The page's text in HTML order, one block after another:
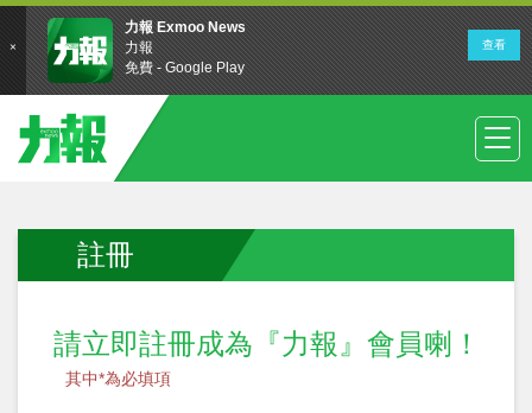
註冊
請立即註冊成為『力報』會員喇！
其中*為必填項